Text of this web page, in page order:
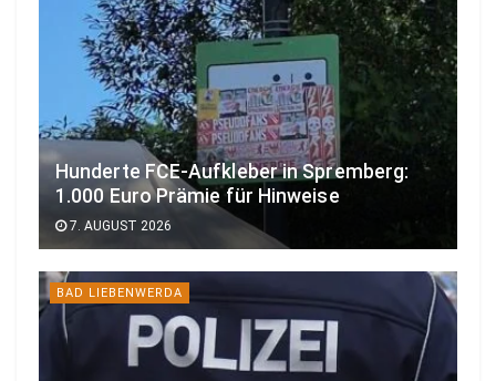
Hunderte FCE-Aufkleber in Spremberg:
1.000 Euro Prämie für Hinweise
7. AUGUST 2026
BAD LIEBENWERDA